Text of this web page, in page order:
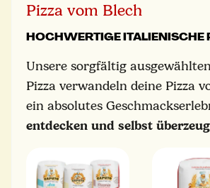
Pizza vom Blech
HOCHWERTIGE ITALIENISCHE
Unsere sorgfältig
Pizza verwandeln deine Pizza
ein absolutes
entdecken und selbst